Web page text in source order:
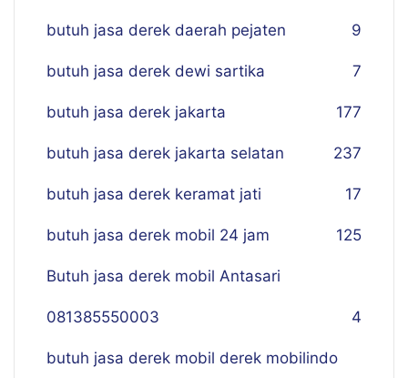
butuh jasa derek daerah pejaten 9
butuh jasa derek dewi sartika 7
butuh jasa derek jakarta 177
butuh jasa derek jakarta selatan 237
butuh jasa derek keramat jati 17
butuh jasa derek mobil 24 jam 125
Butuh jasa derek mobil Antasari
081385550003 4
butuh jasa derek mobil derek mobilindo